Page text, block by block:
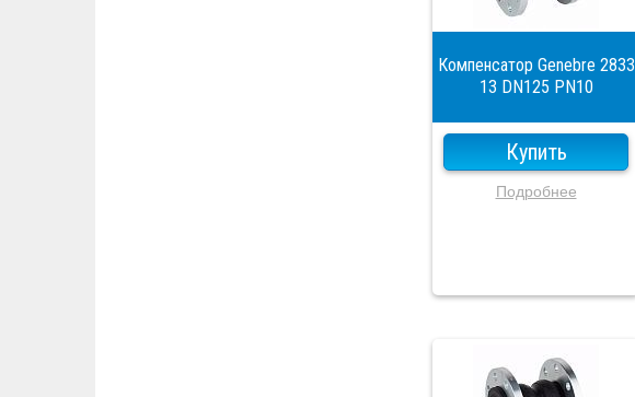
Компенсатор Genebre 2833
13 DN125 PN10
Купить
Подробнее